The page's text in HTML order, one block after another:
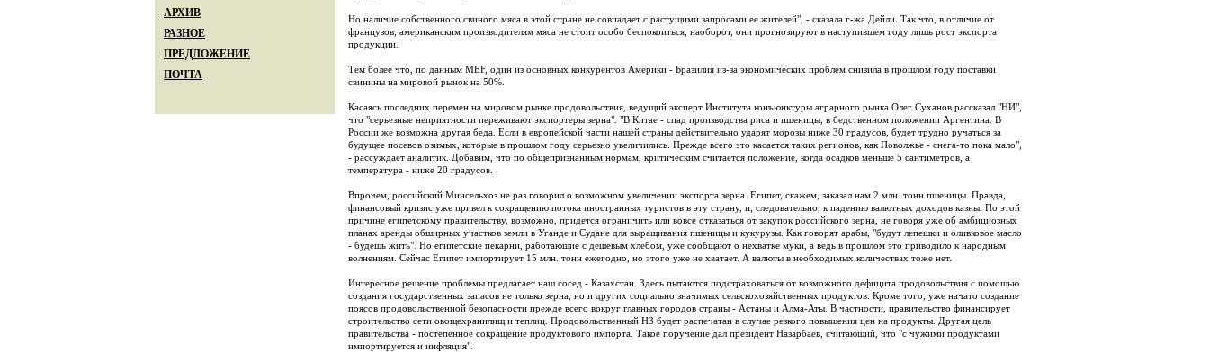
АРХИВ
РАЗНОЕ
ПРЕДЛОЖЕНИЕ
ПОЧТА
Но наличие собственного свиного мяса в этой стране не совпадает с растущими запросами ее жителей", - сказала г-жа Дейли. Так что, в отличие от
французов, американским производителям мяса не стоит особо беспокоиться, наоборот, они прогнозируют в наступившем году лишь рост экспорта
продукции.
Тем более что, по данным MEF, один из основных конкурентов Америки - Бразилия из-за экономических проблем снизила в прошлом году поставки
свинины на мировой рынок на 50%.
Касаясь последних перемен на мировом рынке продовольствия, ведущий эксперт Института конъюнктуры аграрного рынка Олег Суханов рассказал "НИ",
что "серьезные неприятности переживают экспортеры зерна". "В Китае - спад производства риса и пшеницы, в бедственном положении Аргентина. В
России же возможна другая беда. Если в европейской части нашей страны действительно ударят морозы ниже 30 градусов, будет трудно ручаться за
будущее посевов озимых, которые в прошлом году серьезно увеличились. Прежде всего это касается таких регионов, как Поволжье - снега-то пока мало",
- рассуждает аналитик. Добавим, что по общепризнанным нормам, критическим считается положение, когда осадков меньше 5 сантиметров, а
температура - ниже 20 градусов.
Впрочем, российский Минсельхоз не раз говорил о возможном увеличении экспорта зерна. Египет, скажем, заказал нам 2 млн. тонн пшеницы. Правда,
финансовый кризис уже привел к сокращению потока иностранных туристов в эту страну, и, следовательно, к падению валютных доходов казны. По этой
причине египетскому правительству, возможно, придется ограничить или вовсе отказаться от закупок российского зерна, не говоря уже об амбициозных
планах аренды обширных участков земли в Уганде и Судане для выращивания пшеницы и кукурузы. Как говорят арабы, "будут лепешки и оливковое масло
- будешь жить". Но египетские пекарни, работающие с дешевым хлебом, уже сообщают о нехватке муки, а ведь в прошлом это приводило к народным
волнениям. Сейчас Египет импортирует 15 млн. тонн ежегодно, но этого уже не хватает. А валюты в необходимых количествах тоже нет.
Интересное решение проблемы предлагает наш сосед - Казахстан. Здесь пытаются подстраховаться от возможного дефицита продовольствия с помощью
создания государственных запасов не только зерна, но и других социально значимых сельскохозяйственных продуктов. Кроме того, уже начато создание
поясов продовольственной безопасности прежде всего вокруг главных городов страны - Астаны и Алма-Аты. В частности, правительство финансирует
строительство сети овощехранилищ и теплиц. Продовольственный НЗ будет распечатан в случае резкого повышения цен на продукты. Другая цель
правительства - постепенное сокращение продуктового импорта. Такое поручение дал президент Назарбаев, считающий, что "с чужими продуктами
импортируется и инфляция".